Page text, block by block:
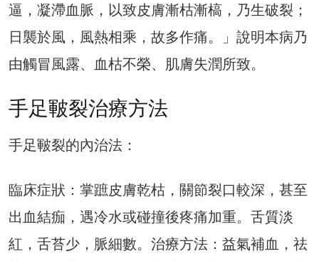
逼，凝滯血脈，以致皮膚漸枯漸槁，乃生破裂；
日襲於風，風熱相乘，故多作痛。」說明本病乃
由觸冒風露、血枯不榮、肌膚失潤所致。
手足皸裂治療方法
手足皸裂的內治法：
臨床症狀：掌蹠皮膚乾枯，關節裂口較深，甚至
出血結痂，遇冷水或碰撞後疼痛加重。舌質淡
紅，舌苔少，脈細數。治療方法：益氣補血，祛